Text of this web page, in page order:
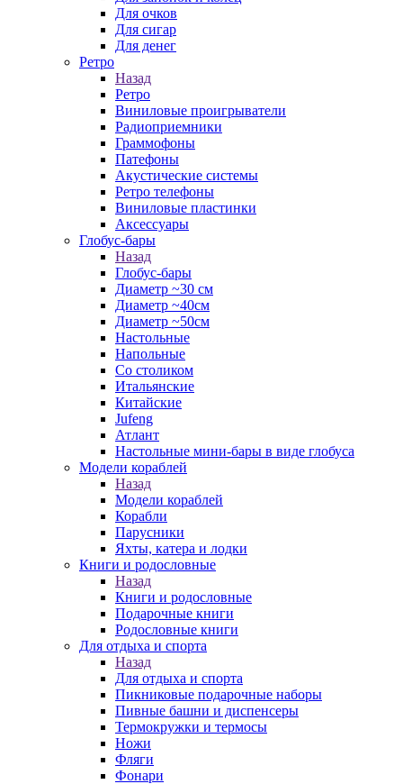
Для очков
Для сигар
Для денег
Ретро
Назад
Ретро
Виниловые проигрыватели
Радиоприемники
Граммофоны
Патефоны
Акустические системы
Ретро телефоны
Виниловые пластинки
Аксессуары
Глобус-бары
Назад
Глобус-бары
Диаметр ~30 см
Диаметр ~40см
Диаметр ~50см
Настольные
Напольные
Со столиком
Итальянские
Китайские
Jufeng
Атлант
Настольные мини-бары в виде глобуса
Модели кораблей
Назад
Модели кораблей
Корабли
Парусники
Яхты, катера и лодки
Книги и родословные
Назад
Книги и родословные
Подарочные книги
Родословные книги
Для отдыха и спорта
Назад
Для отдыха и спорта
Пикниковые подарочные наборы
Пивные башни и диспенсеры
Термокружки и термосы
Ножи
Фляги
Фонари